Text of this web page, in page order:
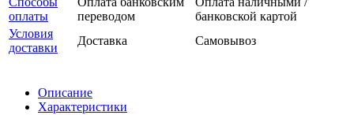
оплаты
переводом
банковской картой
Условия
доставки
Доставка Самовывоз
Описание
Характеристики